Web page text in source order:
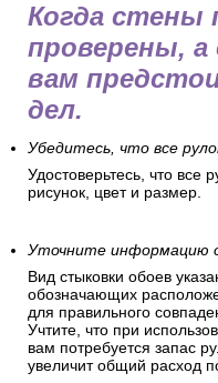
Когда стены
проверены, а
вам
дел.
Убедитесь, что все
Удостоверьтесь, что
рисунок, цвет и размер.
Уточните информацию
Вид стыковки обоев
обозначающих
для правильного
Учтите, что при
вам потребуется запас
увеличит общий расход